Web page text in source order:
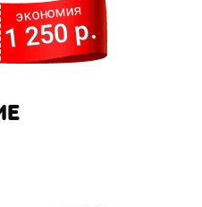
экономия
1 250 р.